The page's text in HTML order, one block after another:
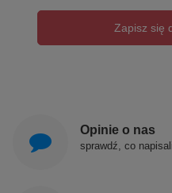
Zapisz się
Opinie o nas
sprawdź, co